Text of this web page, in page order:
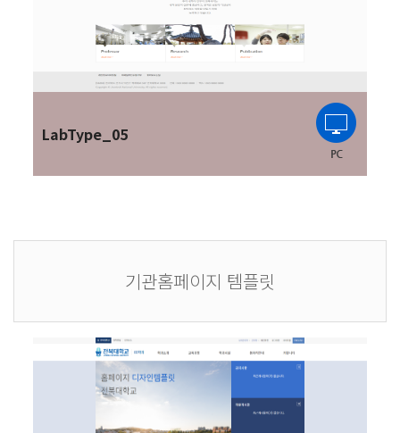
LabType_05
기관홈페이지 템플릿